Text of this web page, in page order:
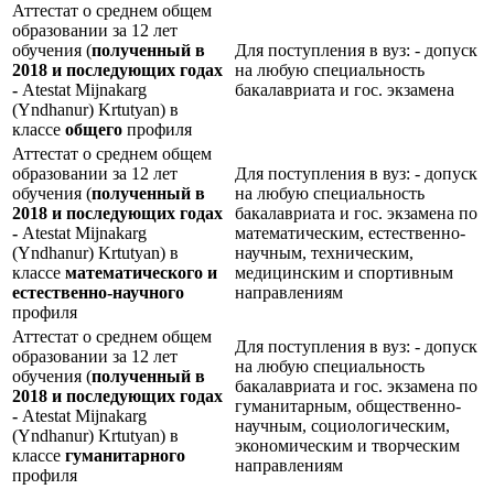
Аттестат о среднем общем
образовании за 12 лет
обучения (полученный в
2018 и последующих годах
- Atestat Mijnakarg
(Yndhanur) Krtutyan) в
классе общего профиля
Для поступления в вуз: - допуск
на любую специальность
бакалавриата и гос. экзамена
Аттестат о среднем общем
образовании за 12 лет
обучения (полученный в
2018 и последующих годах
- Atestat Mijnakarg
(Yndhanur) Krtutyan) в
классе математического и
естественно-научного
профиля
Для поступления в вуз: - допуск
на любую специальность
бакалавриата и гос. экзамена по
математическим, естественно-
научным, техническим,
медицинским и спортивным
направлениям
Аттестат о среднем общем
образовании за 12 лет
обучения (полученный в
2018 и последующих годах
- Atestat Mijnakarg
(Yndhanur) Krtutyan) в
классе гуманитарного
профиля
Для поступления в вуз: - допуск
на любую специальность
бакалавриата и гос. экзамена по
гуманитарным, общественно-
научным, социологическим,
экономическим и творческим
направлениям